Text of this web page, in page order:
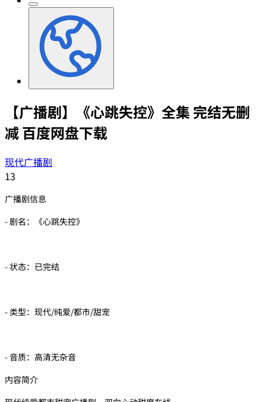
【广播剧】《心跳失控》全集 完结无删
减 百度网盘下载
现代广播剧
13
广播剧信息
- 剧名：《心跳失控》
- 状态：已完结
- 类型：现代/纯爱/都市/甜宠
- 音质：高清无杂音
内容简介